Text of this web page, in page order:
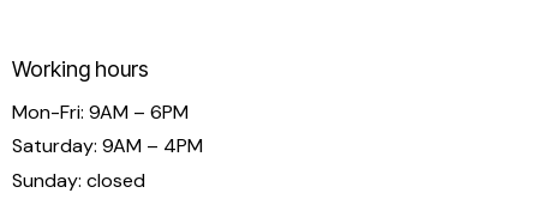
Working hours
Mon-Fri: 9AM – 6PM
Saturday: 9AM – 4PM
Sunday: closed